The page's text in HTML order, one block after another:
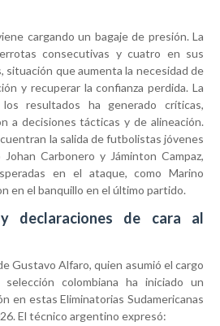
cargando un bagaje de presión. La
consecutivas y cuatro en sus
que aumenta la necesidad de
y recuperar la confianza perdida. La
resultados ha generado críticas,
a decisiones tácticas y de alineación.
la salida de futbolistas jóvenes
Carbonero y Jáminton Campaz,
en el ataque, como Marino
en el banquillo en el último partido.
declaraciones de cara al
Gustavo Alfaro, quien asumió el cargo
colombiana ha iniciado un
en estas Eliminatorias Sudamericanas
El técnico argentino expresó: